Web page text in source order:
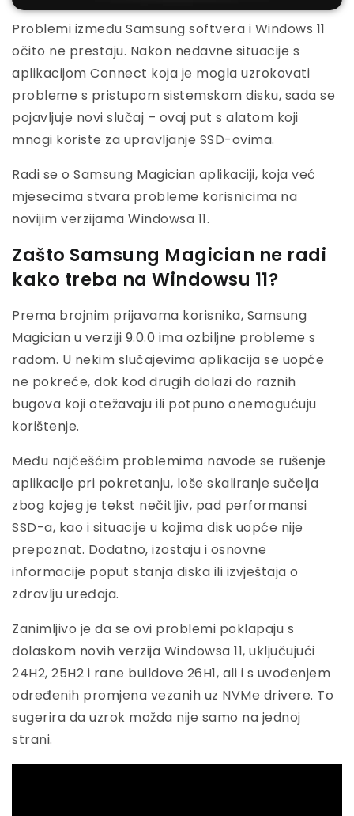
Problemi između Samsung softvera i Windows 11
očito ne prestaju. Nakon nedavne situacije s
aplikacijom Connect koja je mogla uzrokovati
probleme s pristupom sistemskom disku, sada se
pojavljuje novi slučaj – ovaj put s alatom koji
mnogi koriste za upravljanje SSD-ovima.
Radi se o Samsung Magician aplikaciji, koja već
mjesecima stvara probleme korisnicima na
novijim verzijama Windowsa 11.
Zašto Samsung Magician ne radi
kako treba na Windowsu 11?
Prema brojnim prijavama korisnika, Samsung
Magician u verziji 9.0.0 ima ozbiljne probleme s
radom. U nekim slučajevima aplikacija se uopće
ne pokreće, dok kod drugih dolazi do raznih
bugova koji otežavaju ili potpuno onemogućuju
korištenje.
Među najčešćim problemima navode se rušenje
aplikacije pri pokretanju, loše skaliranje sučelja
zbog kojeg je tekst nečitljiv, pad performansi
SSD-a, kao i situacije u kojima disk uopće nije
prepoznat. Dodatno, izostaju i osnovne
informacije poput stanja diska ili izvještaja o
zdravlju uređaja.
Zanimljivo je da se ovi problemi poklapaju s
dolaskom novih verzija Windowsa 11, uključujući
24H2, 25H2 i rane buildove 26H1, ali i s uvođenjem
određenih promjena vezanih uz NVMe drivere. To
sugerira da uzrok možda nije samo na jednoj
strani.